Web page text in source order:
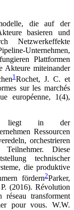
die auf der
basieren und
Netzwerkeffekte
Unternehmen,
Plattformen
Akteure miteinander
1Rochet, J. C. et
sur les marchés
européenne, 1(4),
liegt in der
Ressourcen
orchestrieren
Teilnehmer. Diese
technischer
die produktive
fördern2Parker,
(2016). Révolution
transforment
pour vous. W.W.